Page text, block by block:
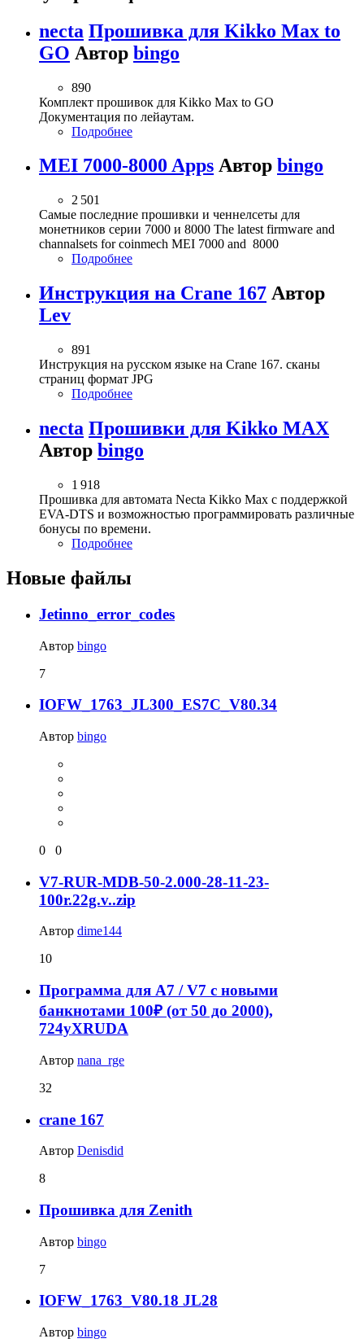
necta Прошивка для Kikko Max to
GO Автор bingo
890
Комплект прошивок для Kikko Max to GO
Документация по лейаутам.
Подробнее
MEI 7000-8000 Apps Автор bingo
2 501
Самые последние прошивки и ченнелсеты для
монетников серии 7000 и 8000 The latest firmware and
channalsets for coinmech MEI 7000 and 8000
Подробнее
Инструкция на Crane 167 Автор
Lev
891
Инструкция на русском языке на Crane 167. сканы
страниц формат JPG
Подробнее
necta Прошивки для Kikko MAX
Автор bingo
1 918
Прошивка для автомата Necta Kikko Max с поддержкой
EVA-DTS и возможностью программировать различные
бонусы по времени.
Подробнее
Новые файлы
Jetinno_error_codes
Автор bingo
7
IOFW_1763_JL300_ES7C_V80.34
Автор bingo
0 0
V7-RUR-MDB-50-2.000-28-11-23-
100r.22g.v..zip
Автор dime144
10
Программа для А7 / V7 с новыми
банкнотами 100₽ (от 50 до 2000),
724yXRUDA
Автор nana_rge
32
crane 167
Автор Denisdid
8
Прошивка для Zenith
Автор bingo
7
IOFW_1763_V80.18 JL28
Автор bingo